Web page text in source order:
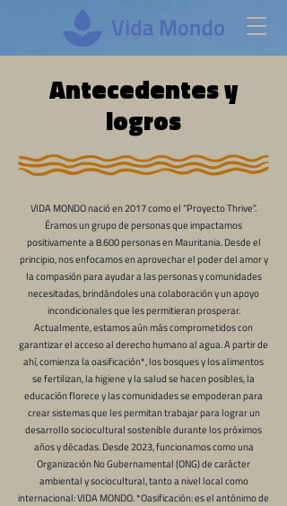
Antecedentes y
logros
VIDA MONDO nació en 2017 como el “Proyecto Thrive”.
Éramos un grupo de personas que impactamos
positivamente a 8.600 personas en Mauritania. Desde el
principio, nos enfocamos en aprovechar el poder del amor y
la compasión para ayudar a las personas y comunidades
necesitadas, brindándoles una colaboración y un apoyo
incondicionales que les permitieran prosperar.
Actualmente, estamos aún más comprometidos con
garantizar el acceso al derecho humano al agua. A partir de
ahí, comienza la oasificación*, los bosques y los alimentos
se fertilizan, la higiene y la salud se hacen posibles, la
educación florece y las comunidades se empoderan para
crear sistemas que les permitan trabajar para lograr un
desarrollo sociocultural sostenible durante los próximos
años y décadas. Desde 2023, funcionamos como una
Organización No Gubernamental (ONG) de carácter
ambiental y sociocultural, tanto a nivel local como
internacional: VIDA MONDO. *Oasificación: es el antónimo de